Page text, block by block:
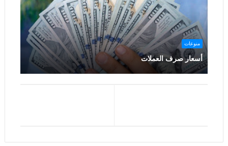
منوعات
أسعار صرف العملات